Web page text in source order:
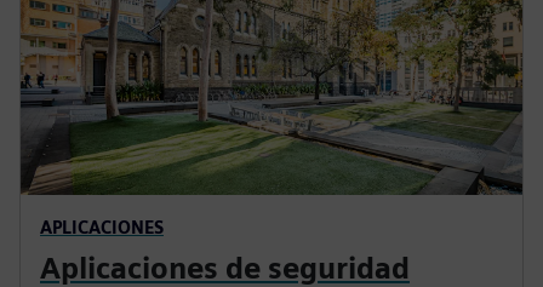
APLICACIONES
Aplicaciones de seguridad